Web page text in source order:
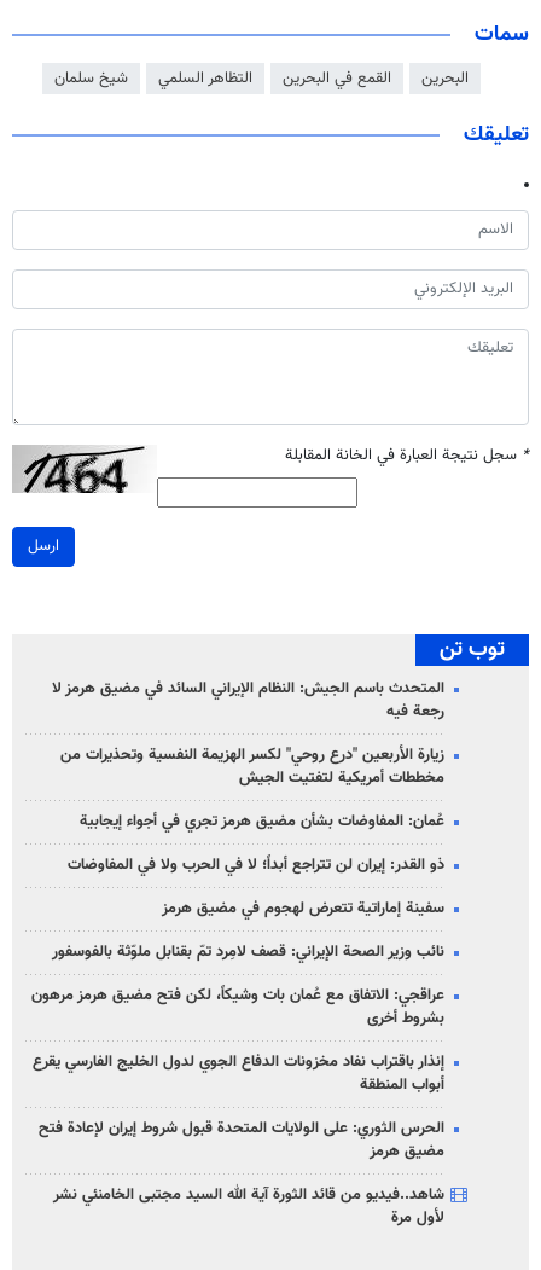
سمات
البحرين القمع في البحرين التظاهر السلمي شيخ سلمان
تعليقك
* سجل نتيجة العبارة في الخانة المقابلة
ارسل
توب تن
المتحدث باسم الجيش: النظام الإيراني السائد في مضيق هرمز لا
رجعة فيه
زيارة الأربعين "درع روحي" لكسر الهزيمة النفسية وتحذيرات من
مخططات أمريكية لتفتيت الجيش
عُمان: المفاوضات بشأن مضيق هرمز تجري في أجواء إيجابية
ذو القدر: إيران لن تتراجع أبداً؛ لا في الحرب ولا في المفاوضات
سفينة إماراتية تتعرض لهجوم في مضيق هرمز
نائب وزير الصحة الإيراني: قصف لامِرد تمّ بقنابل ملوّثة بالفوسفور
عراقجي: الاتفاق مع عُمان بات وشيكاً، لكن فتح مضيق هرمز مرهون
بشروط أخرى
إنذار باقتراب نفاد مخزونات الدفاع الجوي لدول الخليج الفارسي يقرع
أبواب المنطقة
الحرس الثوري: على الولايات المتحدة قبول شروط إيران لإعادة فتح
مضيق هرمز
شاهد..فيديو من قائد الثورة آية الله السيد مجتبى الخامنئي نشر
لأول مرة